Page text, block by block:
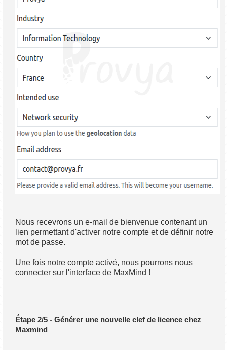
Nous recevrons un e-mail de bienvenue contenant un
lien permettant d'activer notre compte et de définir notre
mot de passe.
Une fois notre compte activé, nous pourrons nous
connecter sur l'interface de MaxMind !
Étape 2/5 - Générer une nouvelle clef de licence chez
Maxmind